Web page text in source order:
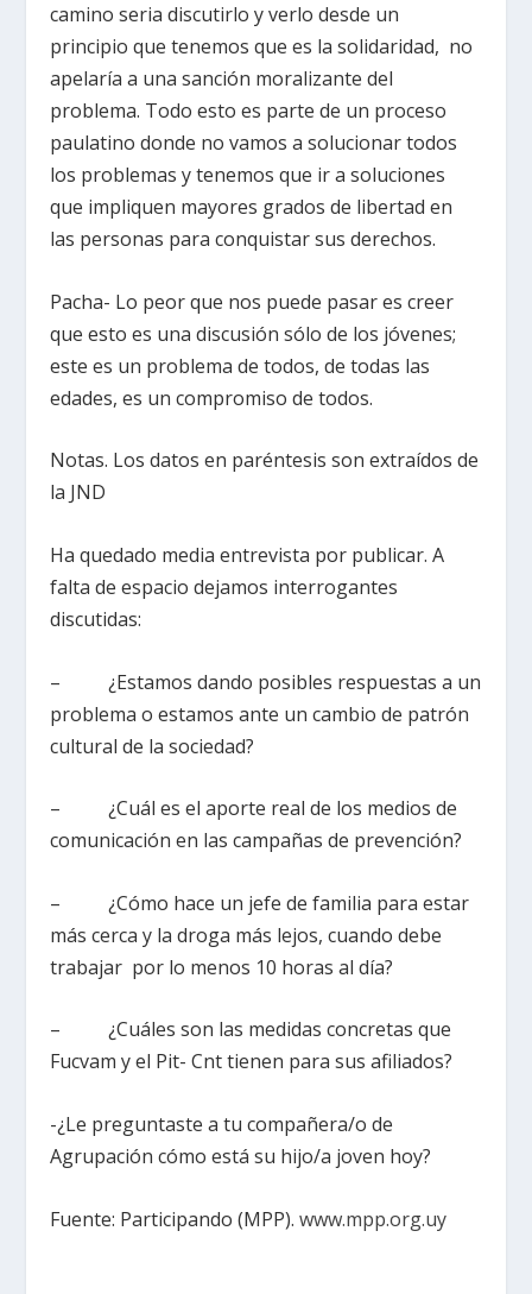
camino seria discutirlo y verlo desde un
principio que tenemos que es la solidaridad, no
apelaría a una sanción moralizante del
problema. Todo esto es parte de un proceso
paulatino donde no vamos a solucionar todos
los problemas y tenemos que ir a soluciones
que impliquen mayores grados de libertad en
las personas para conquistar sus derechos.
Pacha- Lo peor que nos puede pasar es creer
que esto es una discusión sólo de los jóvenes;
este es un problema de todos, de todas las
edades, es un compromiso de todos.
Notas. Los datos en paréntesis son extraídos de
la JND
Ha quedado media entrevista por publicar. A
falta de espacio dejamos interrogantes
discutidas:
– ¿Estamos dando posibles respuestas a un
problema o estamos ante un cambio de patrón
cultural de la sociedad?
– ¿Cuál es el aporte real de los medios de
comunicación en las campañas de prevención?
– ¿Cómo hace un jefe de familia para estar
más cerca y la droga más lejos, cuando debe
trabajar por lo menos 10 horas al día?
– ¿Cuáles son las medidas concretas que
Fucvam y el Pit- Cnt tienen para sus afiliados?
-¿Le preguntaste a tu compañera/o de
Agrupación cómo está su hijo/a joven hoy?
Fuente: Participando (MPP).www.mpp.org.uy